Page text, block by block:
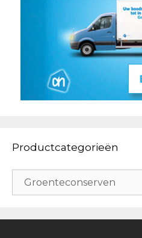
Productcategorieën